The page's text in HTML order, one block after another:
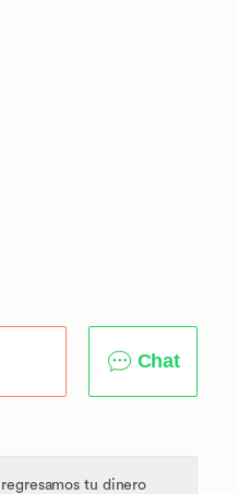
Chat
tu dinero